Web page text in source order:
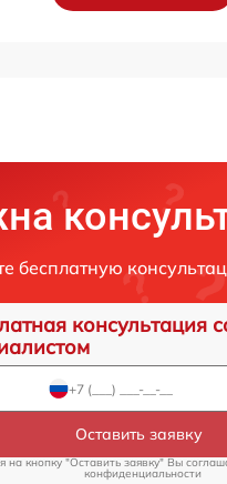
бесплатную
консультация
Оставить заявку
на кнопку "Оставить заявку" Вы
конфиденциальности